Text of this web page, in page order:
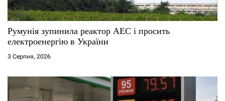
Румунія зупинила реактор АЕС і просить
електроенергію в України
3 Серпня, 2026